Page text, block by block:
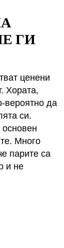
ГИ
ценени
Хората,
вероятно да
си.
основен
Много
парите са
и не